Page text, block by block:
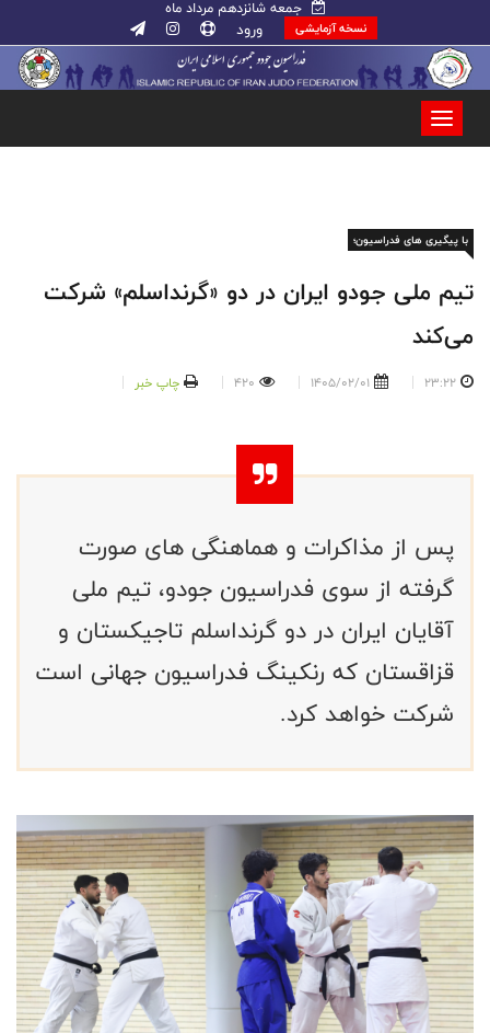
جمعه شانزدهم مرداد ماه
نسخه آزمایشی ورود
با پیگیری های فدراسیون؛
تیم ملی جودو ایران در دو «گرنداسلم» شرکت
می‌کند
23:22
1405/02/01
420 چاپ خبر
پس از مذاکرات و هماهنگی های صورت
گرفته از سوی فدراسیون جودو، تیم ملی
آقایان ایران در دو گرنداسلم تاجیکستان و
قزاقستان که رنکینگ فدراسیون جهانی است
شرکت خواهد کرد.